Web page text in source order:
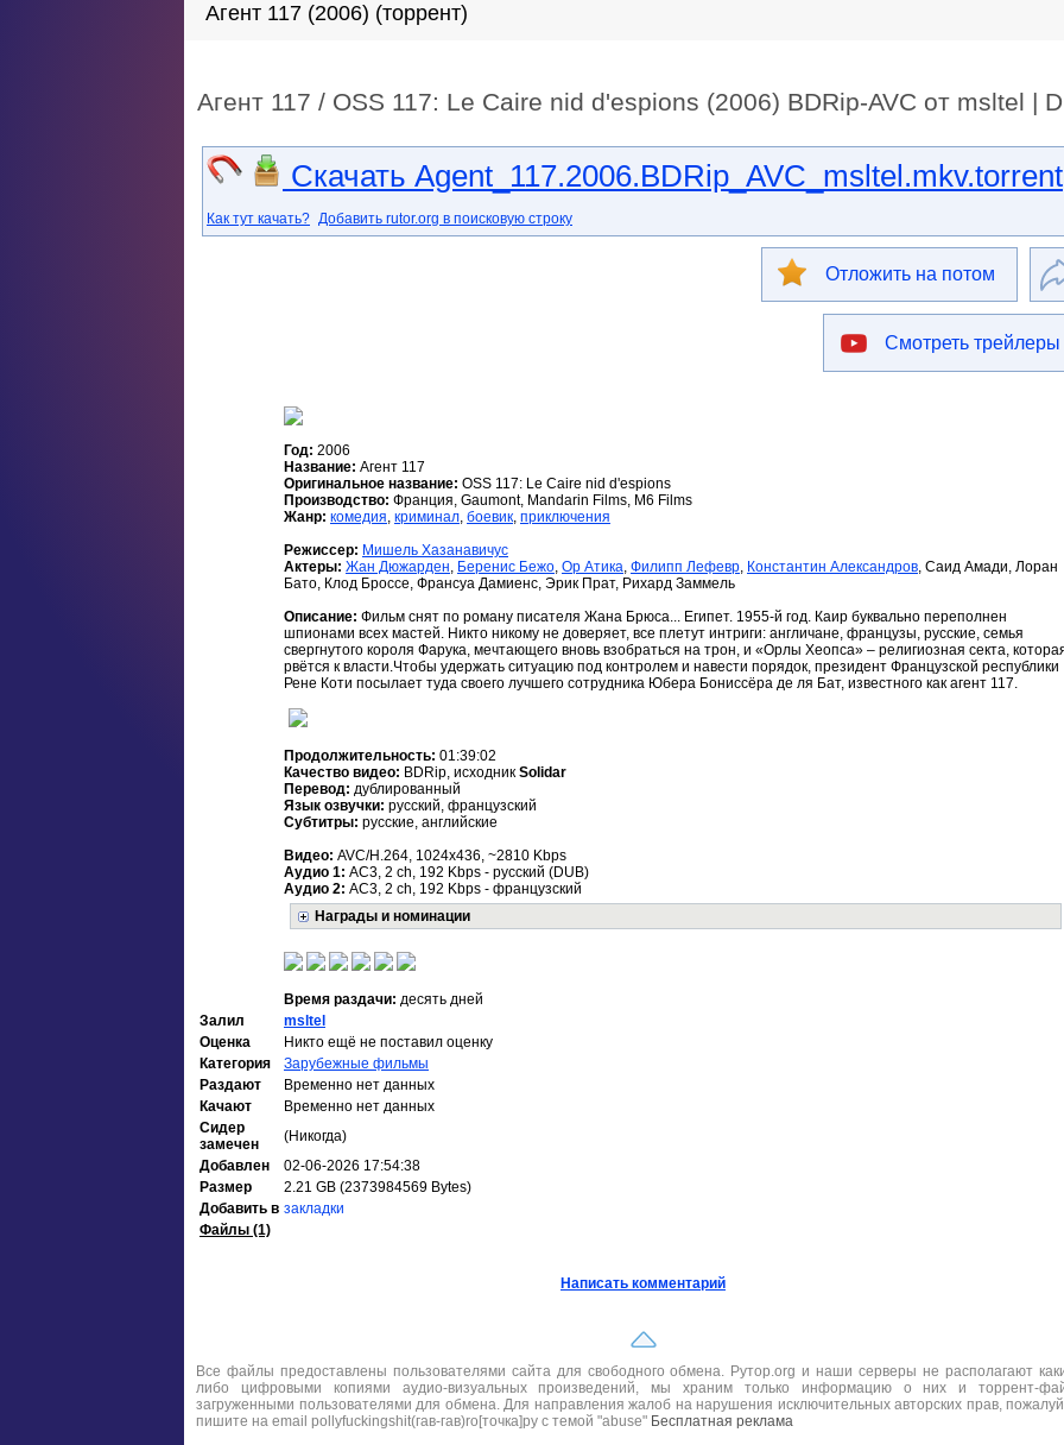
Агент 117 (2006) (торрент)
Агент 117 / OSS 117: Le Caire nid d'espions (2006) BDRip-AVC от msltel | D
Скачать Agent_117.2006.BDRip_AVC_msltel.mkv.torrent
Как тут качать? Добавить rutor.org в поисковую строку
Отложить на потом
Смотреть трейлеры
Год: 2006
Название: Агент 117
Оригинальное название: OSS 117: Le Caire nid d'espions
Производство: Франция, Gaumont, Mandarin Films, M6 Films
Жанр: комедия, криминал, боевик, приключения
Режиссер: Мишель Хазанавичус
Актеры: Жан Дюжарден, Беренис Бежо, Ор Атика, Филипп Лефевр, Константин Александров, Саид Амади, Лоран
Бато, Клод Броссе, Франсуа Дамиенс, Эрик Прат, Рихард Заммель
Описание: Фильм снят по роману писателя Жана Брюса... Египет. 1955-й год. Каир буквально переполнен
шпионами всех мастей. Никто никому не доверяет, все плетут интриги: англичане, французы, русские, семья
свергнутого короля Фарука, мечтающего вновь взобраться на трон, и «Орлы Хеопса» – религиозная секта,
рвётся к власти.Чтобы удержать ситуацию под контролем и навести порядок, президент Французской республики
Рене Коти посылает туда своего лучшего сотрудника Юбера Бониссёра де ля Бат, известного как агент 117.
Продолжительность: 01:39:02
Качество видео: BDRip, исходник Solidar
Перевод: дублированный
Язык озвучки: русский, французский
Субтитры: русские, английские
Видео: AVC/H.264, 1024x436, ~2810 Kbps
Аудио 1: AC3, 2 ch, 192 Kbps - русский (DUB)
Аудио 2: AC3, 2 ch, 192 Kbps - французский
Награды и номинации
Время раздачи: десять дней
Залил
msltel
Оценка
Никто ещё не поставил оценку
Категория
Зарубежные фильмы
Раздают
Временно нет данных
Качают
Временно нет данных
Сидер
замечен
(Никогда)
Добавлен
02-06-2026 17:54:38
Размер
2.21 GB (2373984569 Bytes)
Добавить в закладки
Файлы (1)
Написать комментарий
Все файлы предоставлены пользователями сайта для свободного обмена. Рутор.org и наши серверы не располагают
либо цифровыми копиями аудио-визуальных произведений, мы храним только информацию о них и торрент-
загруженными пользователями для обмена. Для направления жалоб на нарушения исключительных авторских прав,
пишите на email pollyfuckingshit(гав-гав)ro[точка]ру с темой "abuse" Бесплатная реклама